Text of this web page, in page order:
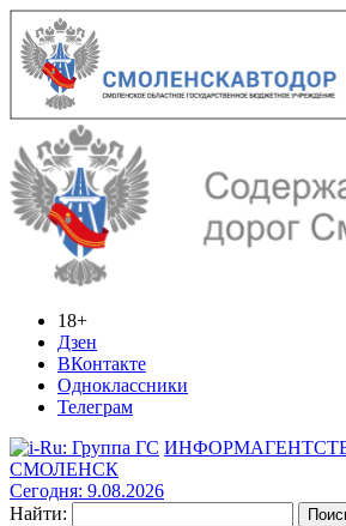
18+
Дзен
ВКонтакте
Одноклассники
Телеграм
СМОЛЕНСК
Сегодня: 9.08.2026
Найти: